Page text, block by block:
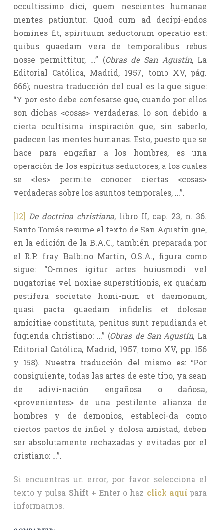
occultissimo dici, quem nescientes humanae
mentes patiuntur. Quod cum ad decipi-endos
homines fit, spirituum seductorum operatio est:
quibus quaedam vera de temporalibus rebus
nosse permittitur, …” (Obras de San Agustín, La
Editorial Católica, Madrid, 1957, tomo XV, pág.
666); nuestra traducción del cual es la que sigue:
“Y por esto debe confesarse que, cuando por ellos
son dichas <cosas> verdaderas, lo son debido a
cierta ocultísima inspiración que, sin saberlo,
padecen las mentes humanas. Esto, puesto que se
hace para engañar a los hombres, es una
operación de los espíritus seductores, a los cuales
se <les> permite conocer ciertas <cosas>
verdaderas sobre los asuntos temporales, …”.
[12] De doctrina christiana, libro II, cap. 23, n. 36.
Santo Tomás resume el texto de San Agustín que,
en la edición de la B.A.C., también preparada por
el R.P. fray Balbino Martín, O.S.A., figura como
sigue: “O-mnes igitur artes huiusmodi vel
nugatoriae vel noxiae superstitionis, ex quadam
pestifera societate homi-num et daemonum,
quasi pacta quaedam infidelis et dolosae
amicitiae constituta, penitus sunt repudianda et
fugienda christiano: …” (Obras de San Agustín, La
Editorial Católica, Madrid, 1957, tomo XV, pp. 156
y 158). Nuestra traducción del mismo es: “Por
consiguiente, todas las artes de este tipo, ya sean
de adivi-nación engañosa o dañosa,
<provenientes> de una pestilente alianza de
hombres y de demonios, estableci-da como
ciertos pactos de infiel y dolosa amistad, deben
ser absolutamente rechazadas y evitadas por el
cristiano: …”.
Si encuentras un error, por favor selecciona el
texto y pulsa Shift + Enter o haz click aquí para
informarnos.